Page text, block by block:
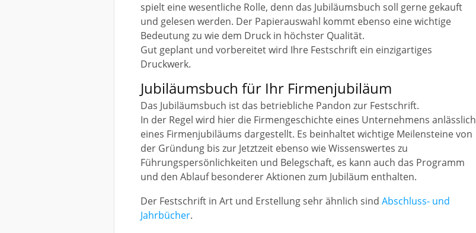
spielt eine wesentliche Rolle, denn das Jubiläumsbuch soll gerne gekauft
und gelesen werden. Der Papierauswahl kommt ebenso eine wichtige
Bedeutung zu wie dem Druck in höchster Qualität.
Gut geplant und vorbereitet wird Ihre Festschrift ein einzigartiges
Druckwerk.
Jubiläumsbuch für Ihr Firmenjubiläum
Das Jubiläumsbuch ist das betriebliche Pandon zur Festschrift.
In der Regel wird hier die Firmengeschichte eines Unternehmens anlässlich
eines Firmenjubiläums dargestellt. Es beinhaltet wichtige Meilensteine von
der Gründung bis zur Jetztzeit ebenso wie Wissenswertes zu
Führungspersönlichkeiten und Belegschaft, es kann auch das Programm
und den Ablauf besonderer Aktionen zum Jubiläum enthalten.
Der Festschrift in Art und Erstellung sehr ähnlich sind Abschluss- und
Jahrbücher.